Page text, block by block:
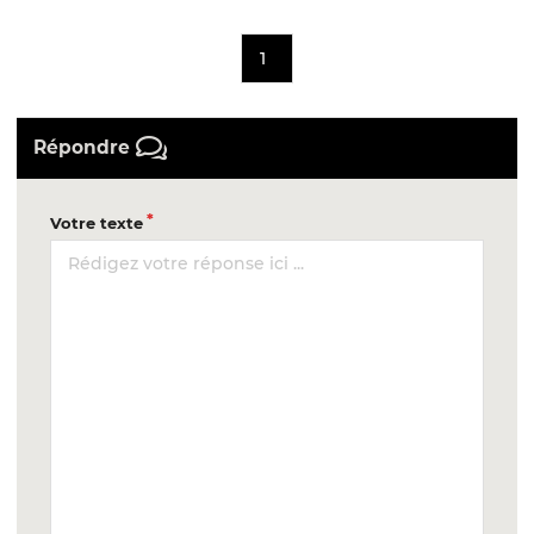
1
Répondre
Votre texte